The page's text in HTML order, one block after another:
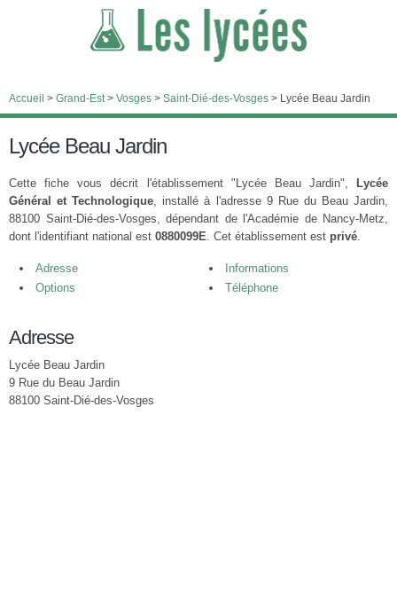
Accueil > Grand-Est> Vosges > Saint-Dié-des-Vosges > Lycée Beau Jardin
Lycée Beau Jardin
Cette fiche vous décrit l'établissement "Lycée Beau Jardin",
Lycée
Général et Technologique, installé à l'adresse 9 Rue du Beau Jardin,
88100 Saint-Dié-des-Vosges, dépendant de l'Académie de Nancy-Metz,
dont l'identifiant national est 0880099E. Cet établissement est privé.
Adresse
Informations
Options
Téléphone
Adresse
Lycée Beau Jardin
9 Rue du Beau Jardin
88100 Saint-Dié-des-Vosges